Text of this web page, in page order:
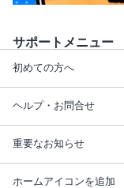
サポートメニュー
初めての方へ
ヘルプ・お問合せ
重要なお知らせ
ホームアイコンを追加